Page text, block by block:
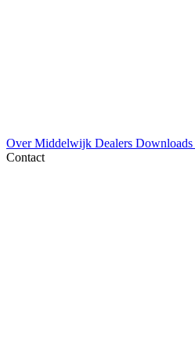
Over Middelwijk Dealers Downloads
Contact